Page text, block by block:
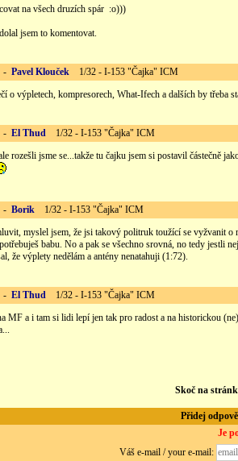
na všech druzích spár :o)))
jsem to komentovat.
- Pavel Klouček 1/32 - I-153 "Čajka" ICM
o výpletech, kompresorech, What-Ifech a dalších by třeba
- El Thud 1/32 - I-153 "Čajka" ICM
rozešli jsme se...takže tu čajku jsem si postavil částečně
- Borik 1/32 - I-153 "Čajka" ICM
myslel jsem, že jsi takový politruk toužící se vyžvanit o
babu. No a pak se všechno srovná, no tedy jestli
že výplety nedělám a antény nenatahuji (1:72).
- El Thud 1/32 - I-153 "Čajka" ICM
MF a i tam si lidi lepí jen tak pro radost a na historickou
Skoč na
Přidej
Je
Váš e-mail / your e-mail: